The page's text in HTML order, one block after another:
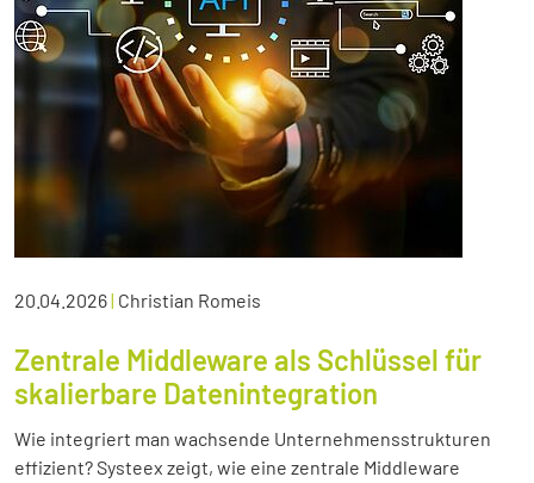
20.04.2026| Christian Romeis
Zentrale Middleware als Schlüssel für
skalierbare Datenintegration
Wie integriert man wachsende Unternehmensstrukturen
effizient? Systeex zeigt, wie eine zentrale Middleware